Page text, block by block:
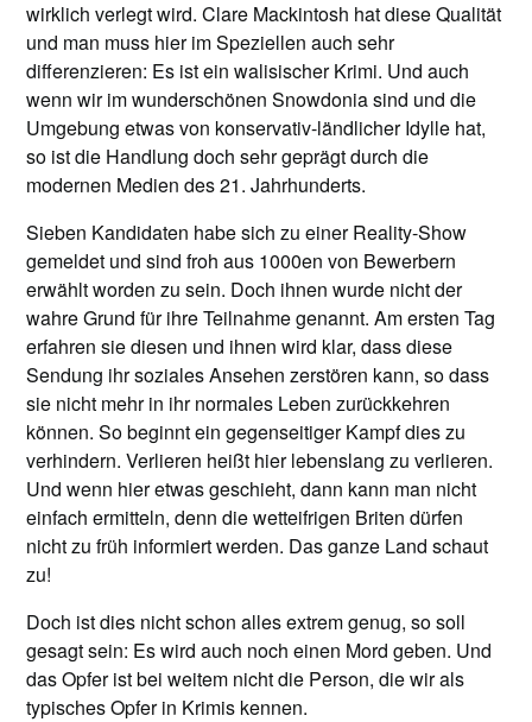
wirklich verlegt wird. Clare Mackintosh hat diese Qualität
und man muss hier im Speziellen auch sehr
differenzieren: Es ist ein walisischer Krimi. Und auch
wenn wir im wunderschönen Snowdonia sind und die
Umgebung etwas von konservativ-ländlicher Idylle hat,
so ist die Handlung doch sehr geprägt durch die
modernen Medien des 21. Jahrhunderts.
Sieben Kandidaten habe sich zu einer Reality-Show
gemeldet und sind froh aus 1000en von Bewerbern
erwählt worden zu sein. Doch ihnen wurde nicht der
wahre Grund für ihre Teilnahme genannt. Am ersten Tag
erfahren sie diesen und ihnen wird klar, dass diese
Sendung ihr soziales Ansehen zerstören kann, so dass
sie nicht mehr in ihr normales Leben zurückkehren
können. So beginnt ein gegenseitiger Kampf dies zu
verhindern. Verlieren heißt hier lebenslang zu verlieren.
Und wenn hier etwas geschieht, dann kann man nicht
einfach ermitteln, denn die wetteifrigen Briten dürfen
nicht zu früh informiert werden. Das ganze Land schaut
zu!
Doch ist dies nicht schon alles extrem genug, so soll
gesagt sein: Es wird auch noch einen Mord geben. Und
das Opfer ist bei weitem nicht die Person, die wir als
typisches Opfer in Krimis kennen.